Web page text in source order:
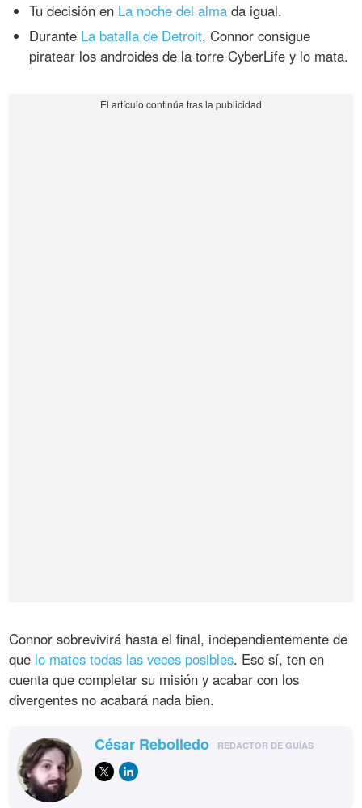
Tu decisión en La noche del alma da igual.
Durante La batalla de Detroit, Connor consigue
piratear los androides de la torre CyberLife y lo mata.
Connor sobrevivirá hasta el final, independientemente de
que lo mates todas las veces posibles. Eso sí, ten en
cuenta que completar su misión y acabar con los
divergentes no acabará nada bien.
César Rebolledo REDACTOR DE GUÍAS